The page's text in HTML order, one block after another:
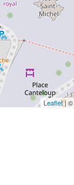
Leaflet| ©